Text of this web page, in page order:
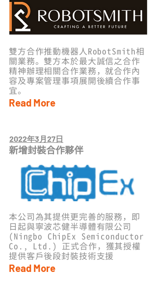
雙方合作推動機器人RobotSmith相
關業務。雙方本於最大誠信之合作
精神辦理相關合作業務，就合作內
容及專案管理事項展開後續合作事
宜。
Read More
2022年3月27日
新增封裝合作夥伴
本公司為其提供更完善的服務，即
日起與寧波芯健半導體有限公司
(Ningbo ChipEx Semiconductor
Co., Ltd.) 正式合作，獲其授權
提供客戶後段封裝技術支援
Read More